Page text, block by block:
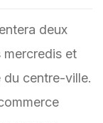
deux
mercredis et
du centre-ville.